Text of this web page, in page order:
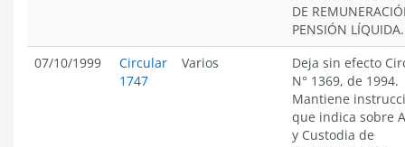
DE
PENSIÓN LÍQUIDA.
07/10/1999
Circular
1747
Varios
Deja sin efecto
N° 1369, de 1994.
Mantiene
que indica sobre
y Custodia de